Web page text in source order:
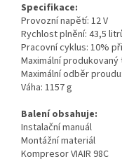
Specifikace:
Provozní napětí: 12 V
Rychlost plnění: 43,5
Pracovní cyklus: 10%
Maximální produkovaný
Maximální odběr
Váha: 1157 g
Balení obsahuje:
Instalační manuál
Montážní materiál
Kompresor VIAIR 98C